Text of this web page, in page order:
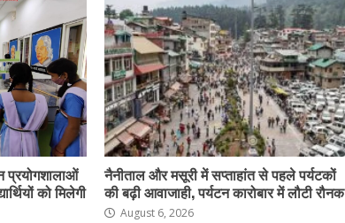
प्रयोगशालाओं
को मिलेगी
नैनीताल और मसूरी में सप्ताहांत से पहले पर्यटकों
की बढ़ी आवाजाही, पर्यटन कारोबार में लौटी रौनक
August 6, 2026